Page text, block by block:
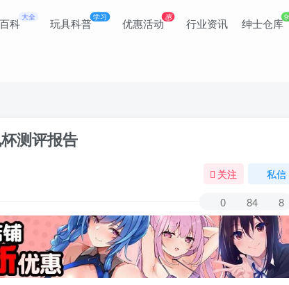
科 大全 玩具科普学习 优惠活动惠 行业资讯 绅士仓库
测评报告
关注 私信
0 84 8